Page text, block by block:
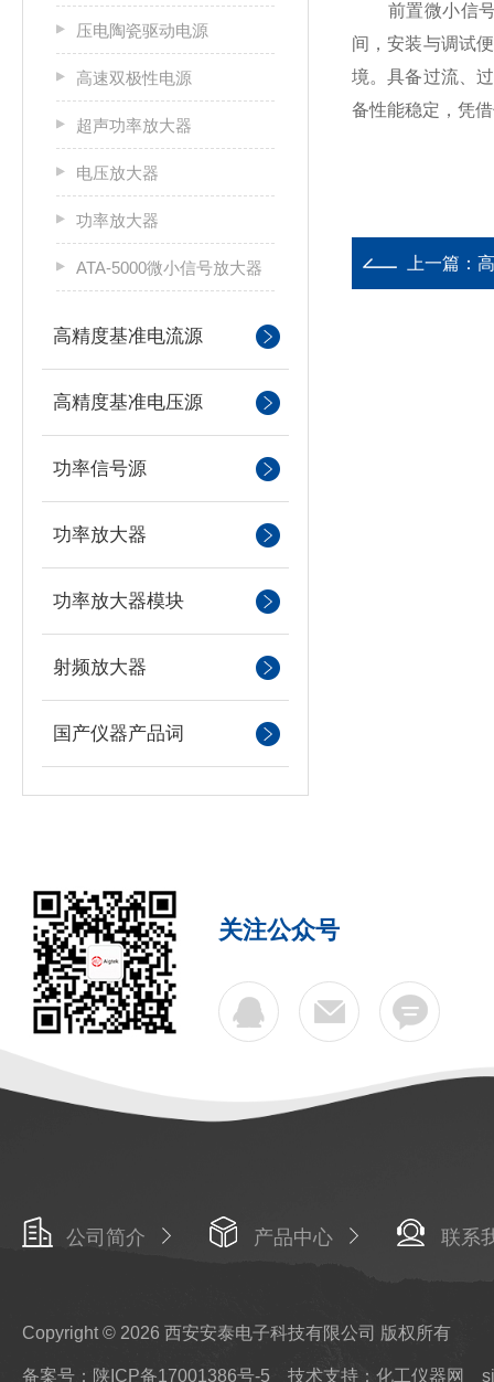
压电陶瓷驱动电源
高速双极性电源
超声功率放大器
电压放大器
功率放大器
ATA-5000微小信号放大器
高精度基准电流源
高精度基准电压源
功率信号源
功率放大器
功率放大器模块
射频放大器
国产仪器产品词
前置微小信号
间，安装与调试
境。具备过流、
备性能稳定，凭
上一篇：
关注公众号
公司简介 产品中心 联系
Copyright © 2026 西安安泰电子科技有限公司 版权所有
备案号：陕ICP备17001386号-5 技术支持：化工仪器网